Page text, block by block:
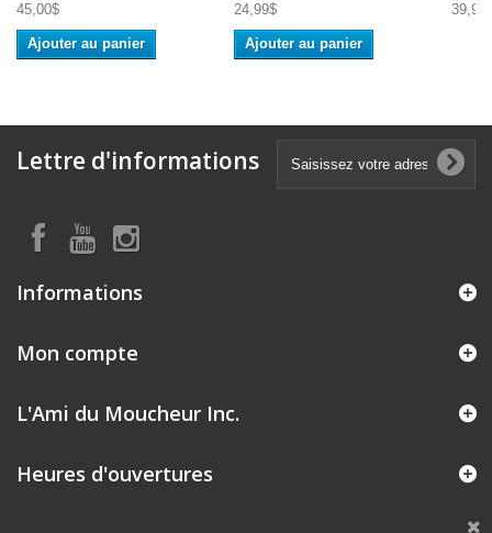
45,00$
Ajouter au panier
24,99$
Ajouter au panier
Lettre d'informations
Informations
Mon compte
L'Ami du Moucheur Inc.
Heures d'ouvertures